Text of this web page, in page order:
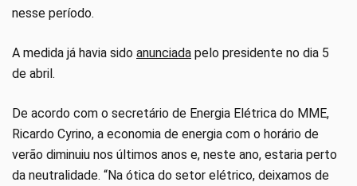
nesse período.
A medida já havia sido anunciada pelo presidente no dia 5
de abril.
De acordo com o secretário de Energia Elétrica do MME,
Ricardo Cyrino, a economia de energia com o horário de
verão diminuiu nos últimos anos e, neste ano, estaria perto
da neutralidade. “Na ótica do setor elétrico, deixamos de